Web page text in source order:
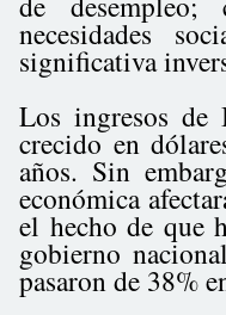
necesidades
significativa
Los ingresos
crecido en
años. Sin
económica
el hecho de que
gobierno
pasaron de 38%